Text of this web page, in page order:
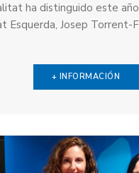
ha distinguido este año
Esquerda, Josep Torrent-
+ INFORMACIÓN